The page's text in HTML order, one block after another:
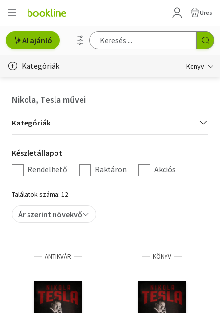
Üres
AI ajánló
Kategóriák Könyv
Hobbi, szabadidő
Irodalom
Művészet
Szakkönyv
Tankönyv, segédkönyv
Társadalomtudomány
Természettudomány
Nikola, Tesla művei
Kategória
szűrés
Kategóriák
Készletállapot
szűrés
Készletállapot
Rendelhető
Raktáron Akciós
Találatok száma: 12
Ár szerint növekvő
ANTIKVÁR KÖNYV